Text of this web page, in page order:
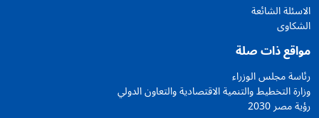
الاسئلة الشائعة
الشكاوى
مواقع ذات صلة
رئاسة مجلس الوزراء
وزارة التخطيط والتنمية الاقتصادية والتعاون الدولي
رؤية مصر 2030